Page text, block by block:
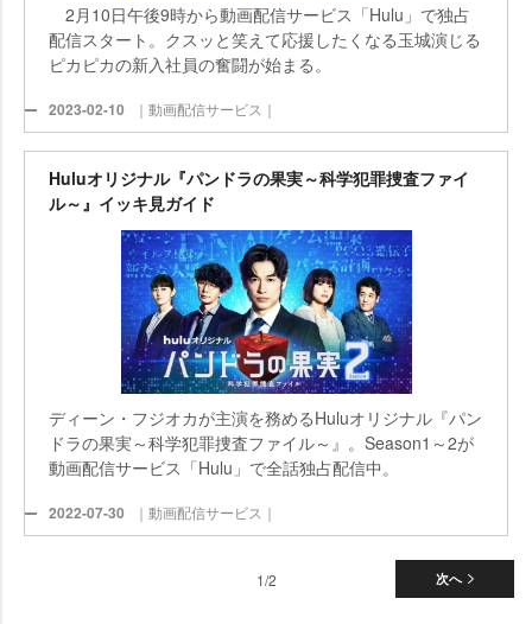
2月10日午後9時から動画配信サービス「Hulu」で独占
配信スタート。クスッと笑えて応援したくなる玉城演じる
ピカピカの新入社員の奮闘が始まる。
2023-02-10 ｜動画配信サービス｜
Huluオリジナル『パンドラの果実～科学犯罪捜査ファイ
ル～』イッキ見ガイド
ディーン・フジオカが主演を務めるHuluオリジナル『パン
ドラの果実～科学犯罪捜査ファイル～』。Season1～2が
動画配信サービス「Hulu」で全話独占配信中。
2022-07-30 ｜動画配信サービス｜
次へ
1/2